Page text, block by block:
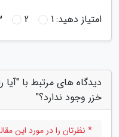
امتیاز دهید:1
2
دیدگاه های مرتبط با
خزر وجود ندارد؟"
* نظرتان را در مورد این